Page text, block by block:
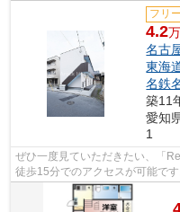
フリ
4.2
名古
東海
名鉄
築11
愛知
1
ぜひ一度見ていただきたい、「
徒歩15分でのアクセスが可能で
つ物件です。目立つ外観と洗練さ